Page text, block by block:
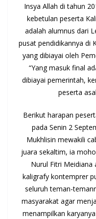
Insya Allah di tahun
kebetulan peserta
adalah alumnus dari
pusat pendidikannya di
yang dibiayai oleh
“Yang masuk final
dibiayai pemerintah,
peserta
Berikut harapan
pada Senin 2
Mukhlisin mewakili
juara sekaltim, ia
Nurul Fitri Meidiana
kaligrafy kontemprer
seluruh teman-
masyarakat agar
menampilkan